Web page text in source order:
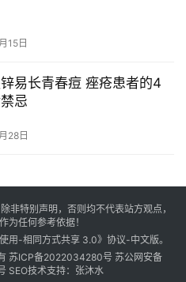
15日
易长青春痘 痤疮患者的4
忌
28日
除非特别声明，否则均不代表站方观点，
为任何参考依据！
用-相同方式共享 3.0》协议-中文版。
苏ICP备2022034280号 苏公网安备
SEO技术支持： 张沐水